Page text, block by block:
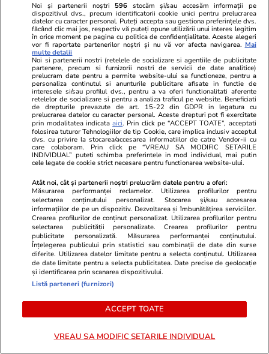
Cum păstrăm brânza fără să
mucegăiască
Lifestyle 17 iul.
De ce să nu păstrezi cartofii
lângă ceapă
Știri România 20:27
Piron Iris Anastasia, o tânără de
22 de ani, a fost dată dispărută
în București, sectorul 6. A fost
Știri România
Noi și partenerii noștri 596 stocăm și/sau accesăm informații pe
dispozitivul dvs., precum identificatorii cookie unici pentru prelucrarea
datelor cu caracter personal. Puteți accepta sau gestiona preferințele dvs.
făcând clic mai jos, respectiv vă puteți opune utilizării unui interes legitim
în orice moment pe pagina cu politica de confidențialitate. Aceste alegeri
vor fi raportate partenerilor noștri și nu vă vor afecta navigarea. Mai
multe detalii
Noi si partenerii nostri (retelele de socializare si agentiile de publicitate
partenere, precum si furnizorii nostri de servicii de date analitice)
prelucram date pentru a permite website-ului sa functioneze, pentru a
personaliza continutul si anunturile publicitare afisate in functie de
interesele si/sau profilul dvs., pentru a va oferi functionalitati aferente
retelelor de socializare si pentru a analiza traficul pe website. Beneficiati
de drepturile prevazute de art. 15-22 din GDPR in legatura cu
prelucrarea datelor cu caracter personal. Aceste drepturi pot fi exercitate
prin modalitatea indicataaici. Prin click pe “ACCEPT TOATE”, acceptati
folosirea tuturor Tehnologiilor de tip Cookie, care implica inclusiv acceptul
dvs. cu privire la stocarea/accesarea informatiilor de catre Vendor-ii cu
care colaboram. Prin click pe “VREAU SA MODIFIC SETARILE
INDIVIDUAL” puteti schimba preferintele in mod individual, mai putin
cele legate de cookie strict necesare pentru functionarea website-ului.
Atât noi, cât și partenerii noștri prelucrăm datele pentru a oferi:
Măsurarea performanței reclamelor. Utilizarea profilurilor pentru
selectarea conținutului personalizat. Stocarea și/sau accesarea
informațiilor de pe un dispozitiv. Dezvoltarea și îmbunătățirea serviciilor.
Crearea profilurilor de conținut personalizat. Utilizarea profilurilor pentru
selectarea publicității personalizate. Crearea profilurilor pentru
publicitate personalizată. Măsurarea performanței conținutului.
Înțelegerea publicului prin statistici sau combinații de date din surse
diferite. Utilizarea datelor limitate pentru a selecta conținutul. Utilizarea
de date limitate pentru a selecta publicitatea. Date precise de geolocație
și identificarea prin scanarea dispozitivului.
Listă parteneri (furnizori)
ACCEPT TOATE
VREAU SA MODIFIC SETARILE INDIVIDUAL